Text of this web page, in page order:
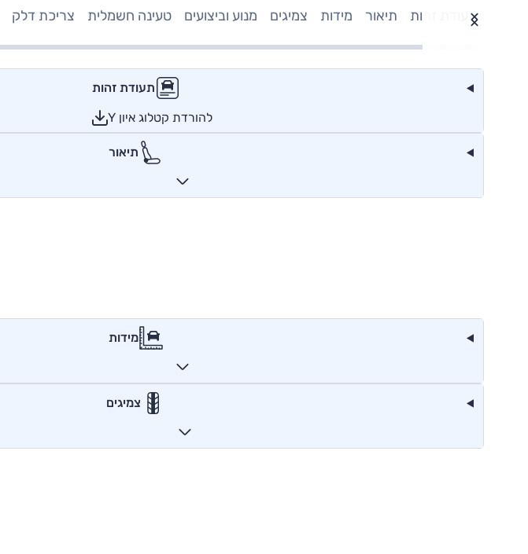
תעודת זהות תיאור מידות צמיגים מנוע וביצועים טעינה חשמלית צריכת דלק
תעודת זהות
להורדת קטלוג איון Y
תיאור
מידות
צמיגים